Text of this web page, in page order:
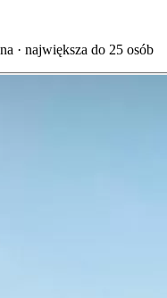
· największa do 25 osób